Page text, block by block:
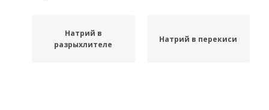
Натрий в
разрыхлителе
Натрий в перекиси